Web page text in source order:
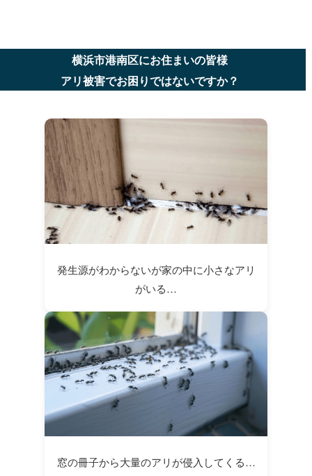
横浜市港南区にお住まいの皆様
アリ被害でお困りではないですか？
発生源がわからないが家の中に小さなアリ
がいる…
窓の冊子から大量のアリが侵入してくる…